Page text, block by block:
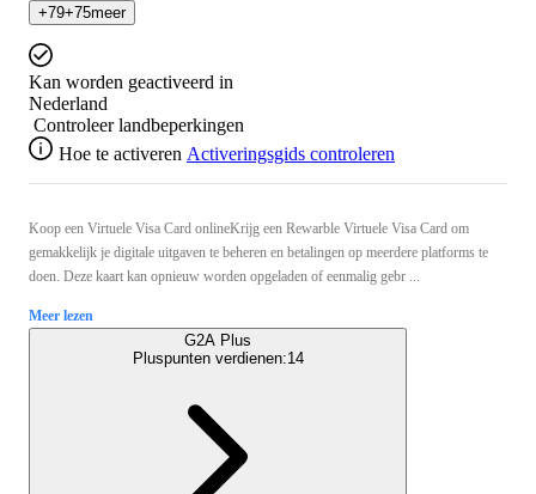
+79+75meer
Kan worden geactiveerd in
Nederland
Controleer landbeperkingen
Hoe te activeren Activeringsgids controleren
Koop een Virtuele Visa Card onlineKrijg een Rewarble Virtuele Visa Card om
gemakkelijk je digitale uitgaven te beheren en betalingen op meerdere platforms te
doen. Deze kaart kan opnieuw worden opgeladen of eenmalig gebr ...
Meer lezen
G2A Plus
Pluspunten verdienen:14